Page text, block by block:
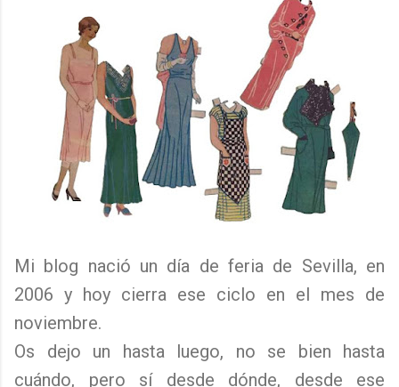
Mi blog nació un día de feria de Sevilla, en
2006 y hoy cierra ese ciclo en el mes de
noviembre.
Os dejo un hasta luego, no se bien hasta
cuándo, pero sí desde dónde, desde ese